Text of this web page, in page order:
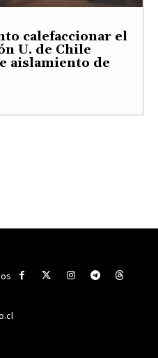
calefaccionar el
U. de Chile
aislamiento de